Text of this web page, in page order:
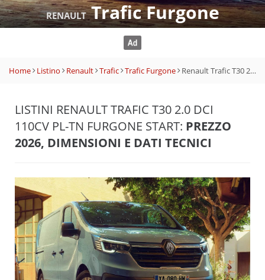
RENAULTTrafic Furgone
Home Listino Renault Trafic Trafic Furgone Renault Trafic T30 2.0 dCi 110CV PL-TN Furgone Start
LISTINI RENAULT TRAFIC T30 2.0 DCI
110CV PL-TN FURGONE START: PREZZO
2026, DIMENSIONI E DATI TECNICI